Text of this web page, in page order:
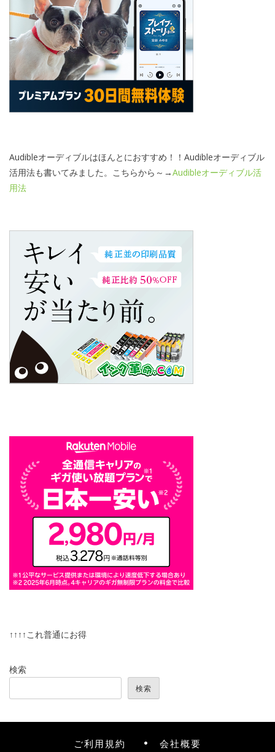
Audibleオーディブルはほんとにおすすめ！！Audibleオーディブル
活用法も書いてみました。こちらから～→Audibleオーディブル活
用法
↑↑↑↑これ普通にお得
検索
検索
ご利用規約 会社概要